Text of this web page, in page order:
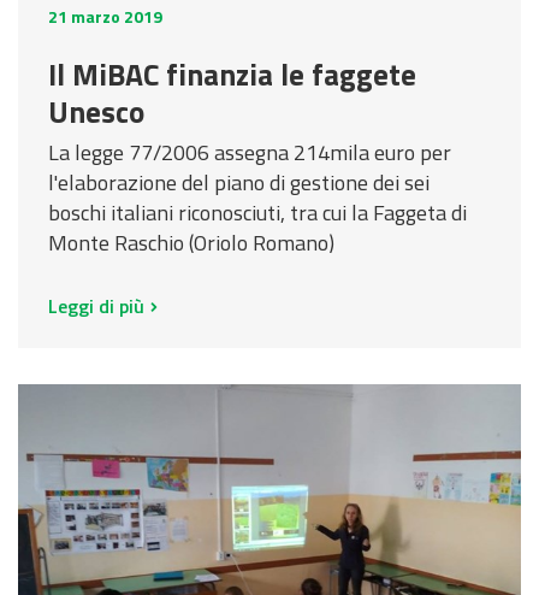
21 marzo 2019
Il MiBAC finanzia le faggete
Unesco
La legge 77/2006 assegna 214mila euro per
l'elaborazione del piano di gestione dei sei
boschi italiani riconosciuti, tra cui la Faggeta di
Monte Raschio (Oriolo Romano)
Leggi di più